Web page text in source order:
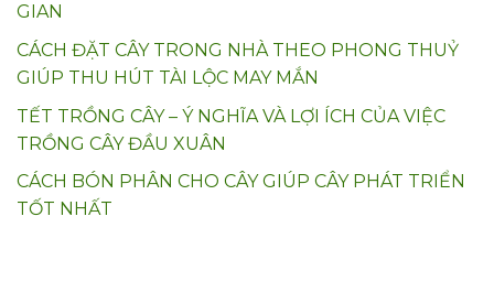
GIAN
CÁCH ĐẶT CÂY TRONG NHÀ THEO PHONG THUỶ
GIÚP THU HÚT TÀI LỘC MAY MẮN
TẾT TRỒNG CÂY – Ý NGHĨA VÀ LỢI ÍCH CỦA VIỆC
TRỒNG CÂY ĐẦU XUÂN
CÁCH BÓN PHÂN CHO CÂY GIÚP CÂY PHÁT TRIỂN
TỐT NHẤT